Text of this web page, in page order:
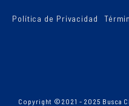
Política de Privacidad
Copyright ©2021 - 2025 Busca